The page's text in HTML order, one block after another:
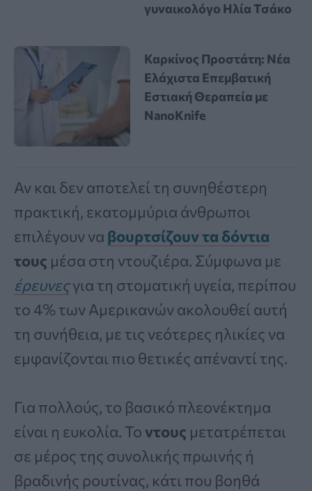
γυναικολόγο Ηλία Τσάκο
Καρκίνος Προστάτη: Νέα
Ελάχιστα Επεμβατική
Εστιακή Θεραπεία με
NanoKnife
Αν και δεν αποτελεί τη συνηθέστερη
πρακτική, εκατομμύρια άνθρωποι
επιλέγουν να βουρτσίζουν τα δόντια
τους μέσα στη ντουζιέρα. Σύμφωνα με
έρευνεςγια τη στοματική υγεία, περίπου
το 4% των Αμερικανών ακολουθεί αυτή
τη συνήθεια, με τις νεότερες ηλικίες να
εμφανίζονται πιο θετικές απέναντί της.
Για πολλούς, το βασικό πλεονέκτημα
είναι η ευκολία. Τοντους μετατρέπεται
σε μέρος της συνολικής πρωινής ή
βραδινής ρουτίνας, κάτι που βοηθά